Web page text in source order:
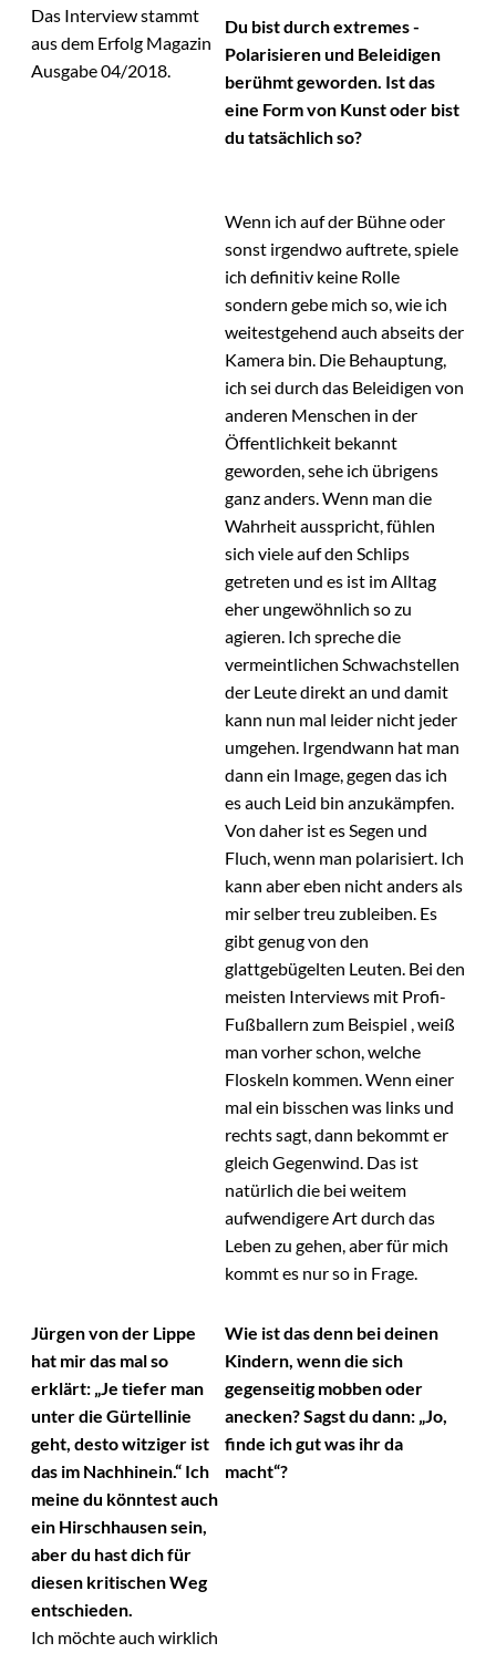
Das Interview stammt
aus dem Erfolg Magazin
Ausgabe 04/2018.
Du bist durch extremes ­
Polarisieren und Beleidigen
berühmt geworden. Ist das
eine Form von Kunst oder bist
du tatsächlich so?
Wenn ich auf der Bühne oder
sonst irgendwo auftrete, spiele
ich definitiv keine Rolle
sondern gebe mich so, wie ich
weitestgehend auch abseits der
Kamera bin. Die Behauptung,
ich sei durch das Beleidigen von
anderen Menschen in der
Öffentlichkeit bekannt
geworden, sehe ich übrigens
ganz anders. Wenn man die
Wahrheit ausspricht, fühlen
sich viele auf den Schlips
getreten und es ist im Alltag
eher ungewöhnlich so zu
agieren. Ich spreche die
vermeintlichen Schwachstellen
der Leute direkt an und damit
kann nun mal leider nicht jeder
umgehen. Irgendwann hat man
dann ein Image, gegen das ich
es auch Leid bin anzukämpfen.
Von daher ist es Segen und
Fluch, wenn man polarisiert. Ich
kann aber eben nicht anders als
mir selber treu zubleiben. Es
gibt genug von den
glattgebügelten Leuten. Bei den
meisten Interviews mit Profi-
Fußballern zum Beispiel , weiß
man vorher schon, welche
Floskeln kommen. Wenn einer
mal ein bisschen was links und
rechts sagt, dann bekommt er
gleich Gegenwind. Das ist
natürlich die bei weitem
aufwendigere Art durch das
Leben zu gehen, aber für mich
kommt es nur so in Frage.
Jürgen von der Lippe
hat mir das mal so
erklärt: „Je tiefer man
unter die Gürtellinie
geht, desto witziger ist
das im Nachhinein.“ Ich
meine du könntest auch
ein Hirschhausen sein,
aber du hast dich für
diesen kritischen Weg
entschieden.
Ich möchte auch wirklich
Wie ist das denn bei deinen
Kindern, wenn die sich
gegenseitig mobben oder
anecken? Sagst du dann: „Jo,
finde ich gut was ihr da
macht“?